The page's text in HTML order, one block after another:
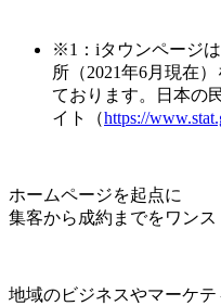
※1：iタウンページ
所（2021年6月現在
ております。日本の
イト（https://
ホームページを起点に
集客から成約までをワン
地域のビジネスやマーケ